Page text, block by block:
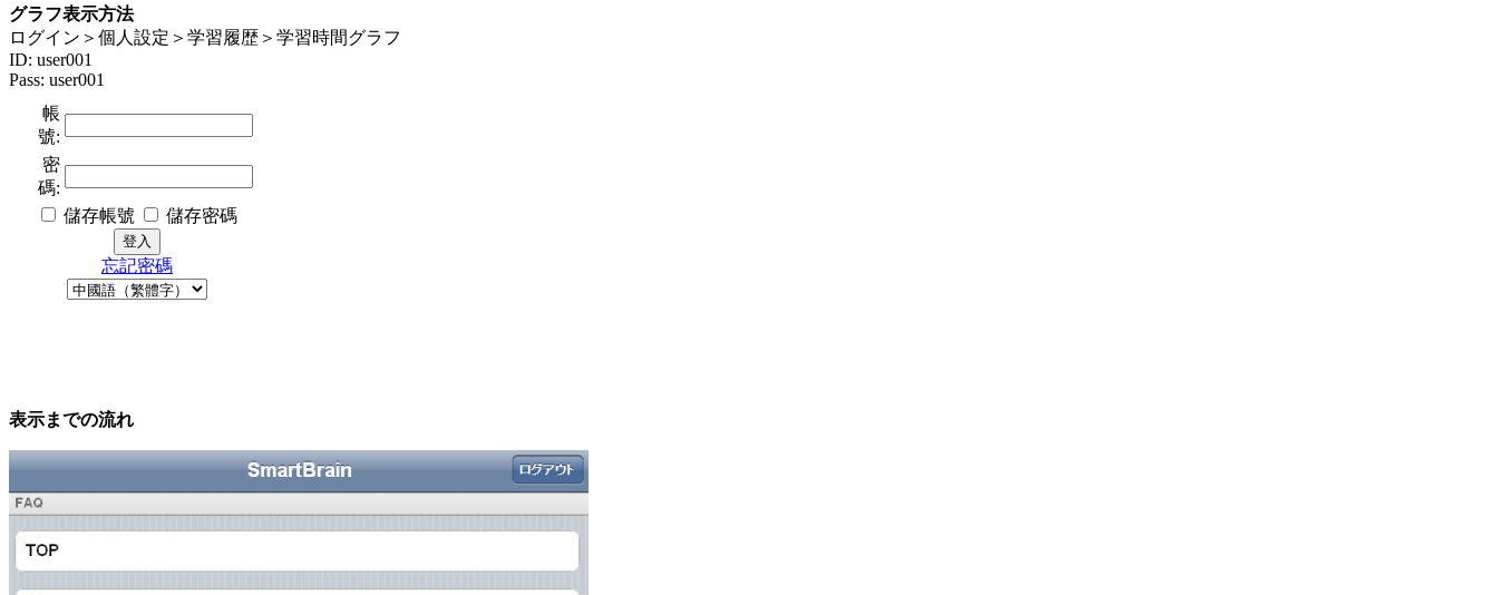
グラフ表示方法
ログイン＞個人設定＞学習履歴＞学習時間グラフ
ID: user001
Pass: user001
表示までの流れ